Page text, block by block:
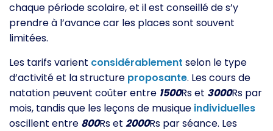
chaque période scolaire, et il est conseillé de s’y
prendre à l’avance car les places sont souvent
limitées.
Les tarifs varient considérablement selon le type
d’activité et la structure proposante. Les cours de
natation peuvent coûter entre 1500Rs et 3000Rs par
mois, tandis que les leçons de musique individuelles
oscillent entre 800Rs et 2000Rs par séance. Les